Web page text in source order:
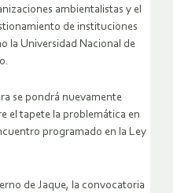
ambientalistas y el
de instituciones
la Universidad Nacional de
se pondrá nuevamente
el tapete la problemática en
programado en la Ley
de Jaque, la convocatoria